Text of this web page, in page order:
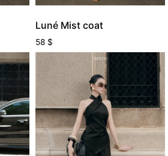
Luné Mist coat
58 $